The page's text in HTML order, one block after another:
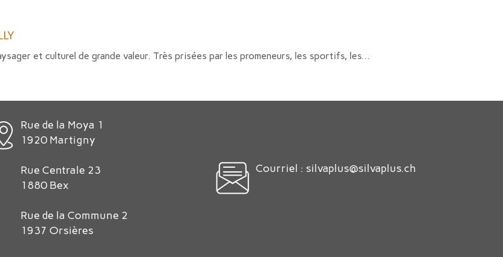
et culturel de grande valeur. Très prisées par les promeneurs, les sportifs, les...
Rue de la Moya 1
1920 Martigny
Rue Centrale 23
1880 Bex
Rue de la Commune 2
1937 Orsières
Courriel : silvaplus@silvaplus.ch